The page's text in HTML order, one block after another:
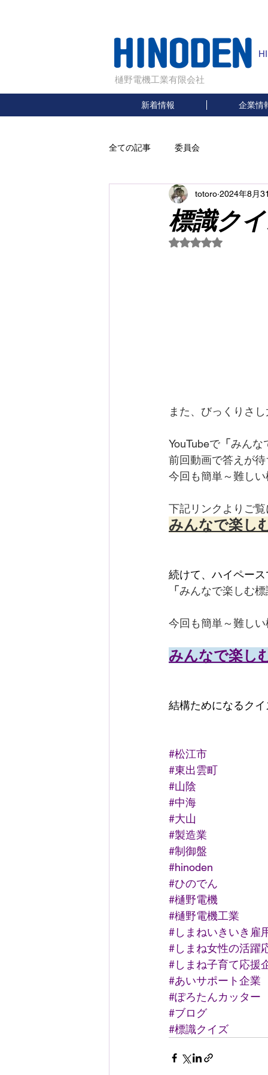
樋野電機工業有限会社
新着情報 企業情
全ての記事 委員会
標識ク
totoro 2024年8月
5つ星のうちNaN
また、びっくりさ
YouTubeで 「 みんな
前回動画で答えが
今回も簡単～難し
下記リンクよりご
みんなで楽し
続けて、ハイペース
「 みんなで楽しむ
今回も簡単～難し
みんなで楽し
結構ためになるク
#松江市
#東出雲町
#山陰
#中海
#大山
#製造業
#制御盤
#hinoden
#ひのでん
#樋野電機
#樋野電機工業
#しまねいきいき雇
#しまね女性の活躍
#しまね子育て応援
#あいサポート企業
#ぽろたんカッター
#ブログ
#標識クイズ